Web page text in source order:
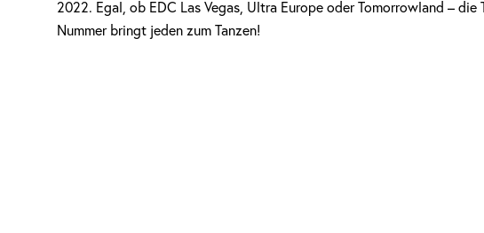
2022. Egal, ob EDC Las Vegas, Ultra Europe oder Tomorrowland –
Nummer bringt jeden zum Tanzen!